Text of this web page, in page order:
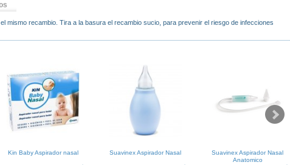
mismo recambio. Tira a la basura el recambio sucio, para prevenir el riesgo de infecciones
Kin Baby Aspirador nasal Suavinex Aspirador Nasal
Suavinex Aspirador Nasal
Anatomico